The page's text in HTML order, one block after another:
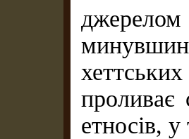
джерелом
проливає
етносів, у